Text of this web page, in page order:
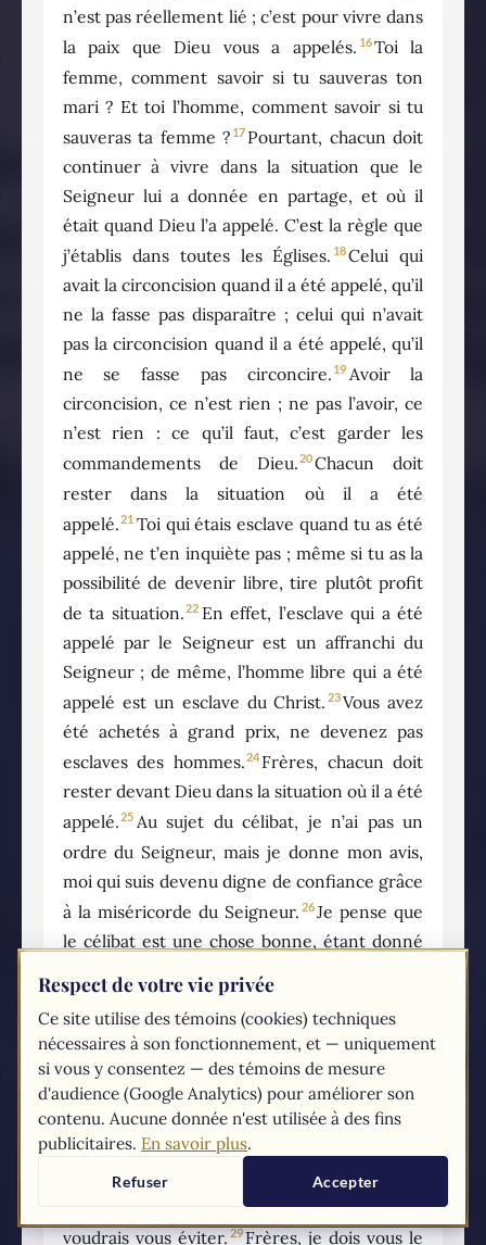
n’est pas réellement lié ; c’est pour vivre dans
la paix que Dieu vous a appelés. 16Toi la
femme, comment savoir si tu sauveras ton
mari ? Et toi l’homme, comment savoir si tu
sauveras ta femme ? 17 Pourtant, chacun doit
continuer à vivre dans la situation que le
Seigneur lui a donnée en partage, et où il
était quand Dieu l’a appelé. C’est la règle que
j’établis dans toutes les Églises. 18Celui qui
avait la circoncision quand il a été appelé, qu’il
ne la fasse pas disparaître ; celui qui n’avait
pas la circoncision quand il a été appelé, qu’il
ne se fasse pas circoncire. 19 Avoir la
circoncision, ce n’est rien ; ne pas l’avoir, ce
n’est rien : ce qu’il faut, c’est garder les
commandements de Dieu.20Chacun doit
rester dans la situation où il a été
appelé.21 Toi qui étais esclave quand tu as été
appelé, ne t’en inquiète pas ; même si tu as la
possibilité de devenir libre, tire plutôt profit
de ta situation.22 En effet, l’esclave qui a été
appelé par le Seigneur est un affranchi du
Seigneur ; de même, l’homme libre qui a été
appelé est un esclave du Christ. 23Vous avez
été achetés à grand prix, ne devenez pas
esclaves des hommes.24 Frères, chacun doit
rester devant Dieu dans la situation où il a été
appelé.25 Au sujet du célibat, je n’ai pas un
ordre du Seigneur, mais je donne mon avis,
moi qui suis devenu digne de confiance grâce
à la miséricorde du Seigneur. 26Je pense que
le célibat est une chose bonne, étant donné
bonne de vivre ainsi.
27
cherche pas à te séparer de ta femme. Tu n’as
pas de femme ? ne cherche pas à te
marier. 28Si cependant tu te maries, ce n’est
pas un péché ; et si une jeune fille se marie,
ce n’est pas un péché. Mais ceux qui font ce
choix y trouveront les épreuves
correspondantes, et c’est cela que moi, je
voudrais vous éviter.29Frères, je dois vous le
Respect de votre vie privée
Ce site utilise des témoins (cookies) techniques
nécessaires à son fonctionnement, et — uniquement
si vous y consentez — des témoins de mesure
d'audience (Google Analytics) pour améliorer son
contenu. Aucune donnée n'est utilisée à des fins
publicitaires. En savoir plus.
Refuser Accepter